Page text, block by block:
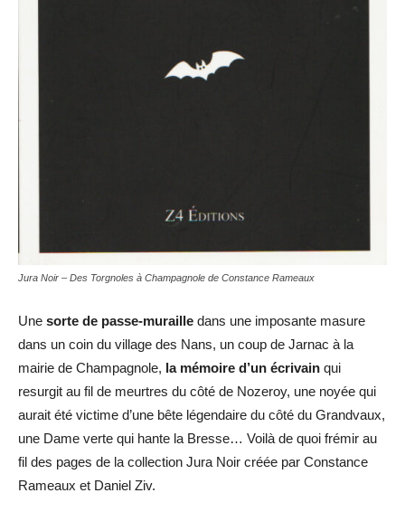
Jura Noir – Des Torgnoles à Champagnole de Constance Rameaux
Une sorte de passe-muraille dans une imposante masure
dans un coin du village des Nans, un coup de Jarnac à la
mairie de Champagnole, la mémoire d’un écrivain qui
resurgit au fil de meurtres du côté de Nozeroy, une noyée qui
aurait été victime d’une bête légendaire du côté du Grandvaux,
une Dame verte qui hante la Bresse… Voilà de quoi frémir au
fil des pages de la collection Jura Noir créée par Constance
Rameaux et Daniel Ziv.